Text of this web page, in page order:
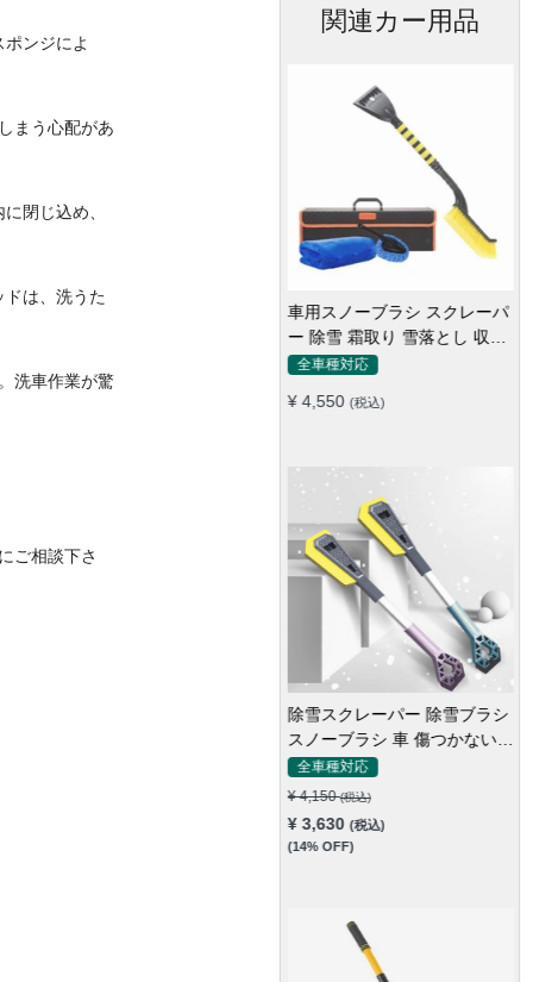
ンジによ
まう心配があ
閉じ込め、
は、洗うた
洗車作業が驚
ご相談下さ
関連カー用品
車用スノーブラシ スクレーパ
ー 除雪 霜取り 雪落とし 収納
ボックス付き 2in1
全車種対応
¥ 4,550 (税込)
除雪スクレーパー 除雪ブラシ
スノーブラシ 車 傷つかない
2in1多機能 車雪かき雪対策 除
雪 除霜 除氷 回転可能 軽量 携
帯便利
全車種対応
¥ 4,150 (税込)
¥ 3,630 (税込)
(14% OFF)